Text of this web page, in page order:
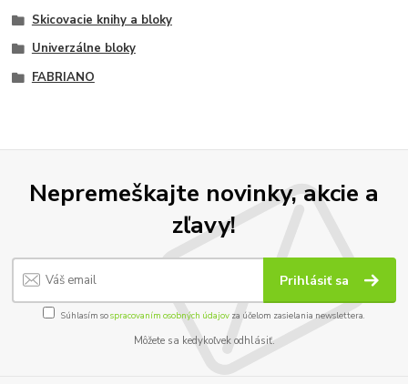
Skicovacie knihy a bloky
Univerzálne bloky
FABRIANO
Nepremeškajte novinky, akcie a
zľavy!
Prihlásiť sa
Súhlasím sospracovaním osobných údajov za účelom zasielania newslettera.
Môžete sa kedykoľvek odhlásiť.